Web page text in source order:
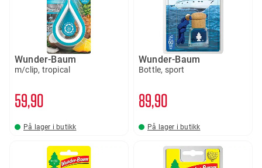
Wunder-Baum
m/clip, tropical
59 90
På lager i butikk
Wunder-Baum
Bottle, sport
89 90
På lager i butikk